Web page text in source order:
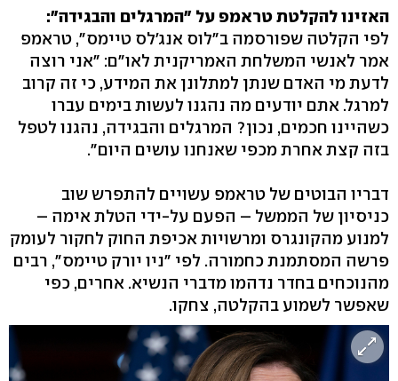
האזינו להקלטת טראמפ על "המרגלים והבגידה":
לפי הקלטה שפורסמה ב"לוס אנג'לס טיימס", טראמפ
אמר לאנשי המשלחת האמריקנית לאו"ם: "אני רוצה
לדעת מי האדם שנתן למתלונן את המידע, כי זה קרוב
למרגל. אתם יודעים מה נהגנו לעשות בימים עברו
כשהיינו חכמים, נכון? המרגלים והבגידה, נהגנו לטפל
בזה קצת אחרת מכפי שאנחנו עושים היום".
דבריו הבוטים של טראמפ עשויים להתפרש שוב
כניסיון של הממשל – הפעם על-ידי הטלת אימה –
למנוע מהקונגרס ומרשויות אכיפת החוק לחקור לעומק
פרשה המסתמנת כחמורה. לפי "ניו יורק טיימס", רבים
מהנוכחים בחדר נדהמו מדברי הנשיא. אחרים, כפי
שאפשר לשמוע בהקלטה, צחקו.